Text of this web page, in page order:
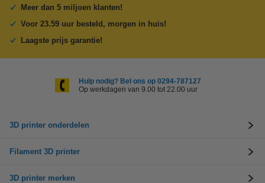
Meer dan 5 miljoen klanten!
Voor 23.59 uur besteld, morgen in huis!
Laagste prijs garantie!
Hulp nodig? Bel ons op 0294-787127
Op werkdagen van 9.00 tot 22.00 uur
3D printer onderdelen
Filament 3D printer
3D printer merken